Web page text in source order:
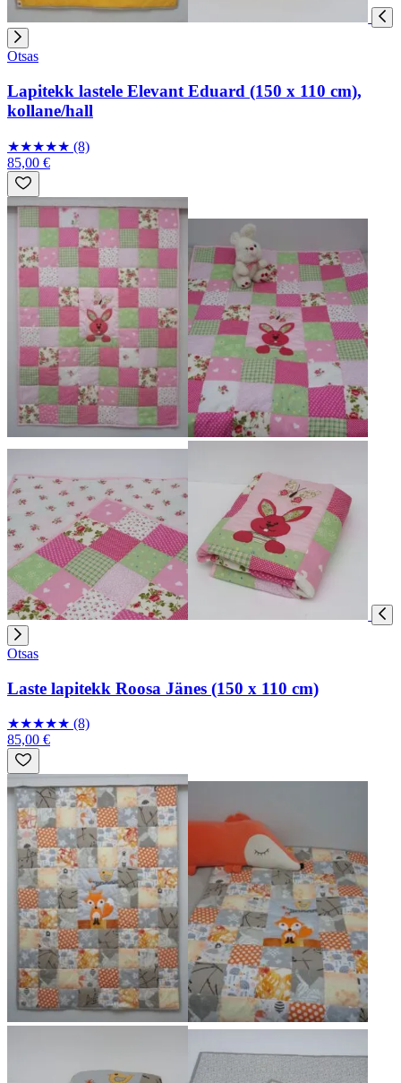
Otsas
Lapitekk lastele Elevant Eduard (150 x 110 cm),
kollane/hall
★★★★★ (8)
85,00 €
Otsas
Laste lapitekk Roosa Jänes (150 x 110 cm)
★★★★★ (8)
85,00 €